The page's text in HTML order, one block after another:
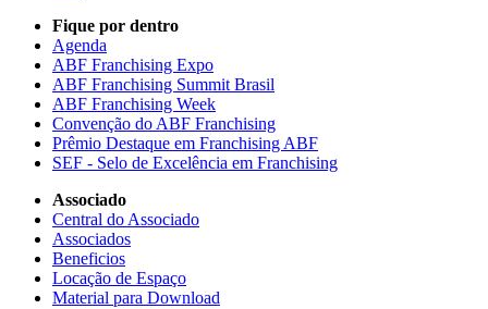
Fique por dentro
Agenda
ABF Franchising Expo
ABF Franchising Summit Brasil
ABF Franchising Week
Convenção do ABF Franchising
Prêmio Destaque em Franchising ABF
SEF - Selo de Excelência em Franchising
Associado
Central do Associado
Associados
Beneficios
Locação de Espaço
Material para Download